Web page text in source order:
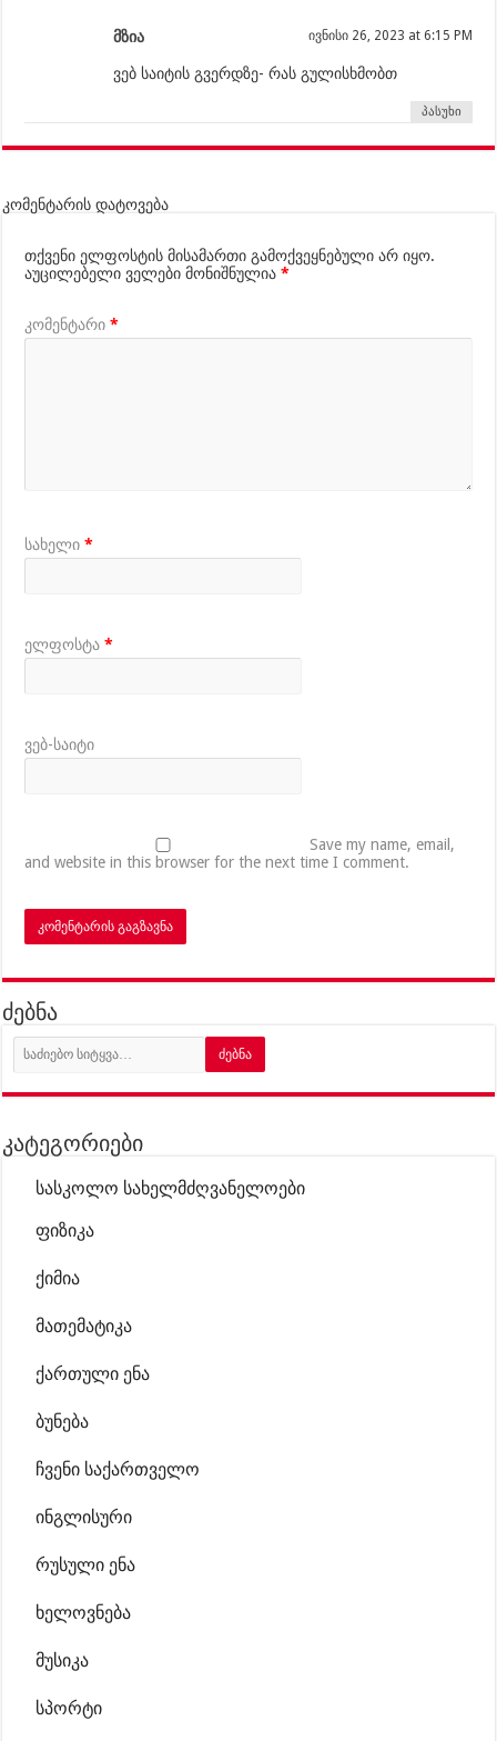
მზია ივნისი 26, 2023 at 6:15 PM
ვებ საიტის გვერდზე- რას გულისხმობთ
პასუხი
კომენტარის დატოვება
თქვენი ელფოსტის მისამართი გამოქვეყნებული არ იყო.
აუცილებელი ველები მონიშნულია*
კომენტარი*
სახელი*
ელფოსტა*
ვებ-საიტი
Save my name, email,
and website in this browser for the next time I comment.
ძებნა
კატეგორიები
სასკოლო სახელმძღვანელოები
ფიზიკა
ქიმია
მათემატიკა
ქართული ენა
ბუნება
ჩვენი საქართველო
ინგლისური
რუსული ენა
ხელოვნება
მუსიკა
სპორტი